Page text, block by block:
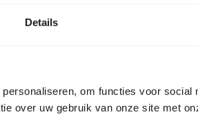
Details
om functies voor social
over uw gebruik van onze site met